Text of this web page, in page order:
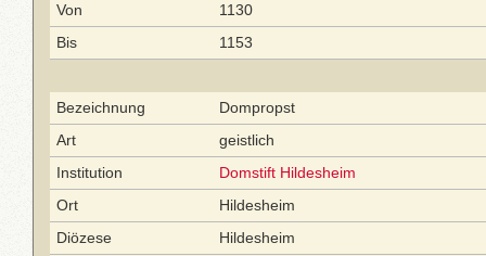
Von
1130
Bis
1153
Bezeichnung
Dompropst
Art
geistlich
Institution
Domstift Hildesheim
Ort
Hildesheim
Diözese
Hildesheim